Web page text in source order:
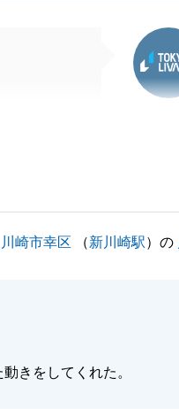
さい。
川崎市幸区 （新川崎駅）の
きをしてくれた。